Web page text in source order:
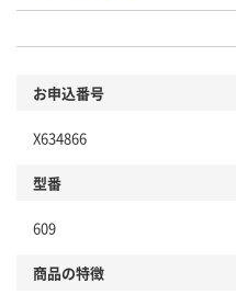
お申込番号
X634866
型番
609
商品の特徴